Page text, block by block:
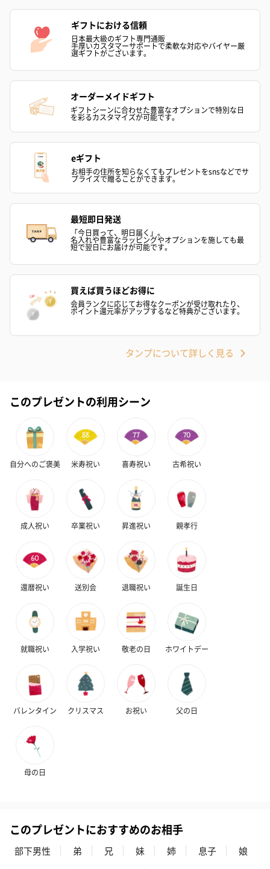
ギフトにおける信頼
日本最大級のギフト専門通販
手厚いカスタマーサポートで柔軟な対応やバイヤー厳
選ギフトがございます。
オーダーメイドギフト
ギフトシーンに合わせた豊富なオプションで特別な日
を彩るカスタマイズが可能です。
eギフト
お相手の住所を知らなくてもプレゼントをsnsなどでサ
プライズで贈ることができます。
最短即日発送
「今日買って、明日届く」。
名入れや豊富なラッピングやオプションを施しても最
短で翌日にお届けが可能です。
買えば買うほどお得に
会員ランクに応じてお得なクーポンが受け取れたり、
ポイント還元率がアップするなど特典がございます。
タンプについて詳しく見る
このプレゼントの利用シーン
自分へのご褒美 米寿祝い 喜寿祝い 古希祝い
成人祝い 卒業祝い 昇進祝い 親孝行
還暦祝い 送別会 退職祝い 誕生日
就職祝い 入学祝い 敬老の日 ホワイトデー
バレンタイン クリスマス お祝い 父の日
母の日
このプレゼントにおすすめのお相手
部下男性 弟 兄 妹 姉 息子
娘